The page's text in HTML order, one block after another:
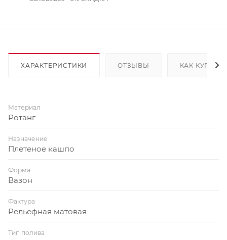
ХАРАКТЕРИСТИКИ ОТЗЫВЫ КАК КУПИТЬ
Материал
Ротанг
Назначение
Плетеное кашпо
Форма
Вазон
Фактура
Рельефная матовая
Тип полива